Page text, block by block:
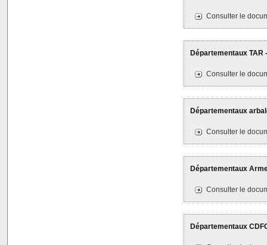
Consulter le
Départementaux TAR
Consulter le
Départementaux
Consulter le
Départementaux
Consulter le
Départementaux